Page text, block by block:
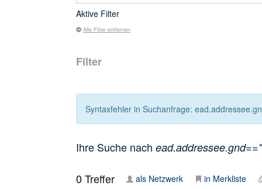
Aktive Filter
Alle Filter entfernen
Filter
Syntaxfehler in Suchanfrage:
Ihre Suche nach
0Treffer als Netzwerk in Merkliste